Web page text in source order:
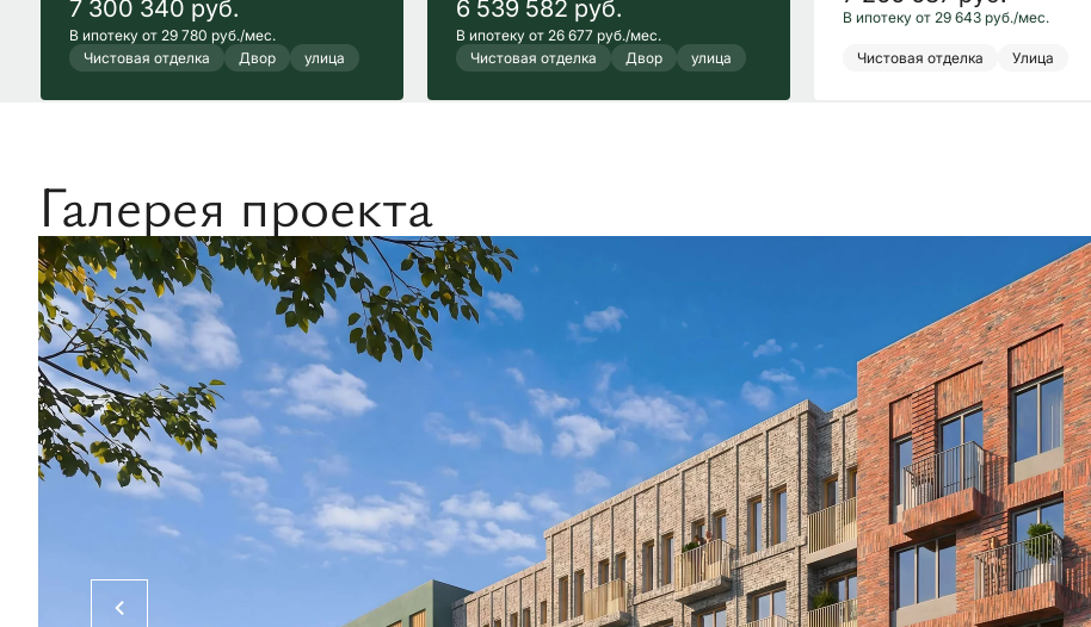
7 300 340 руб.
В ипотеку от 29 780 руб./мес.
Чистовая отделка
Двор улица
6 539 582 руб.
В ипотеку от 26 677 руб./мес.
Чистовая отделка
Двор улица
В ипотеку от 29 643 руб./мес.
Чистовая отделка Улица
Галерея проекта